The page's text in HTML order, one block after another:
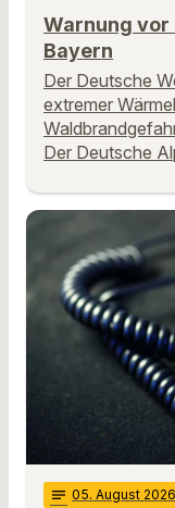
Warnung
Bayern
Der Deutsche
extremer
Der Deutsche
notes 05. August